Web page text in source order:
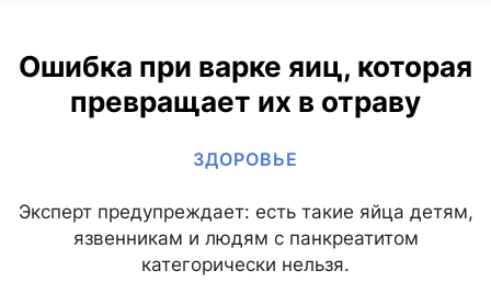
Ошибка при варке яиц, которая
превращает их в отраву
ЗДОРОВЬЕ
Эксперт предупреждает: есть такие яйца детям,
язвенникам и людям с панкреатитом
категорически нельзя.